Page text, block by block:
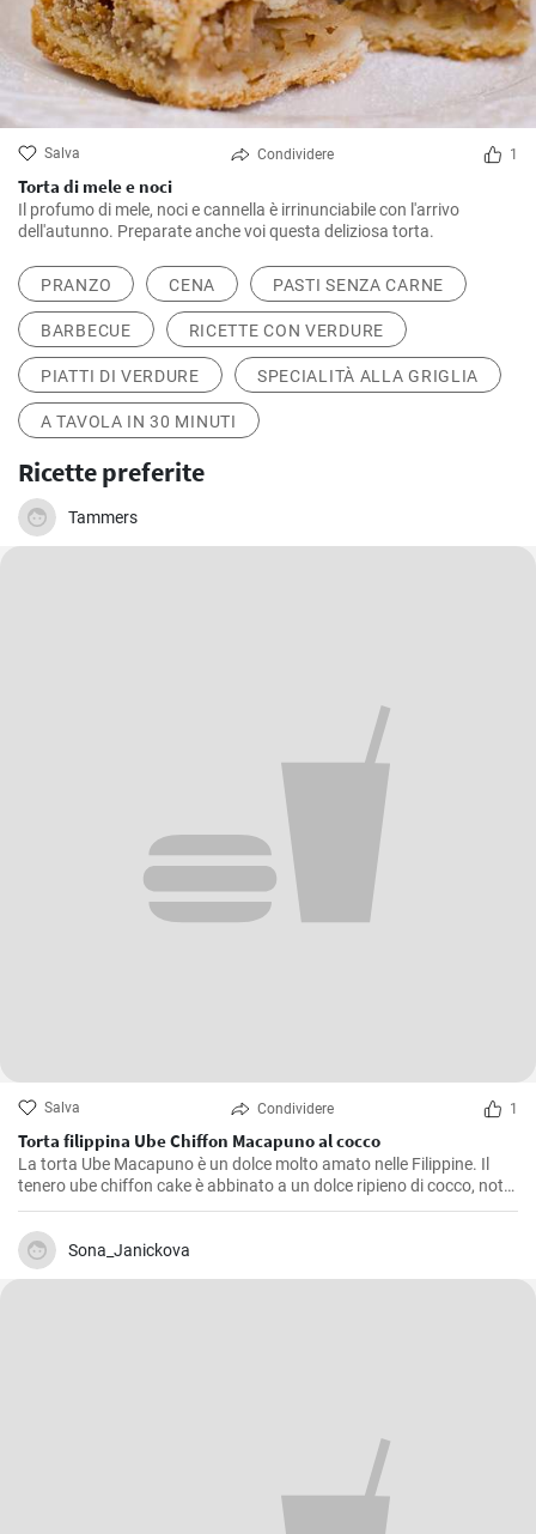
Salva Condividere 1
Torta di mele e noci
Il profumo di mele, noci e cannella è irrinunciabile con l'arrivo
dell'autunno. Preparate anche voi questa deliziosa torta.
PRANZO CENA PASTI SENZA CARNE
BARBECUE RICETTE CON VERDURE
PIATTI DI VERDURE SPECIALITÀ ALLA GRIGLIA
A TAVOLA IN 30 MINUTI
Ricette preferite
Tammers
Salva Condividere 1
Torta filippina Ube Chiffon Macapuno al cocco
La torta Ube Macapuno è un dolce molto amato nelle Filippine. Il
tenero ube chiffon cake è abbinato a un dolce ripieno di cocco, noto
come macapuno, per creare una combinazione appetitosa. Questa
autentica ricetta di torta non è solo deliziosa, ma vanta anche un
accattivante colore viola, che dona un tocco di allegria alla vostra
tavola. Divertitevi a creare questa vivace prelibatezza filippina
Sona_Janickova